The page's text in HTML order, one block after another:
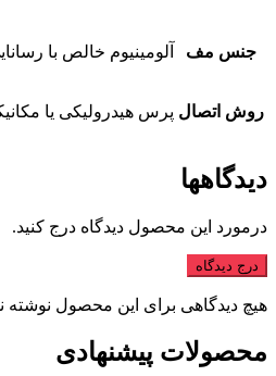
جنس مف آلومینیوم خالص با
روش اتصال پرس هیدرولیکی یا
دیدگاهها
درمورد این محصول دیدگاه درج کنید.
درج دیدگاه
هیچ دیدگاهی برای این محصول
محصولات پیشنهادی